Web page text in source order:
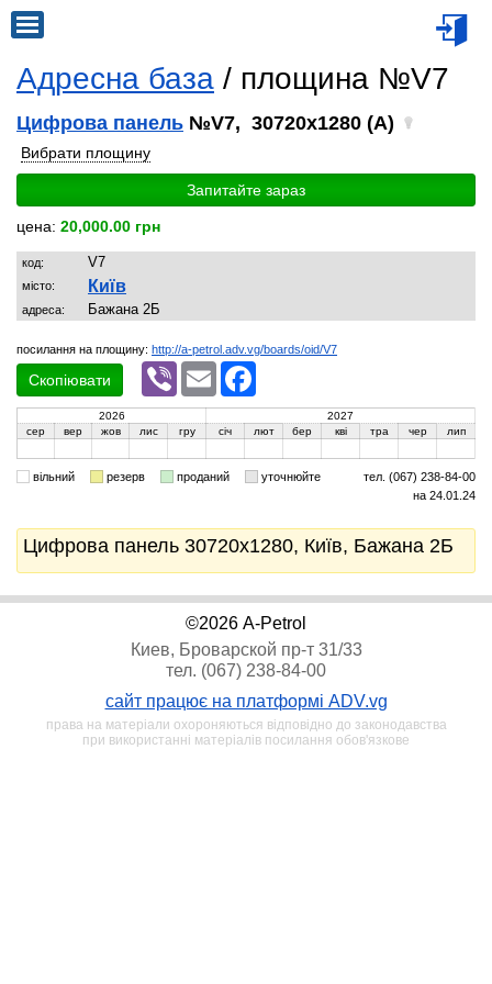
Адресна база / площина №V7
Цифрова панель №V7, 30720x1280 (A)
Вибрати площину
Запитайте зараз
цена: 20,000.00 грн
код: V7
місто: Київ
адреса: Бажана 2Б
посилання на площину: http://a-petrol.adv.vg/boards/oid/V7
Скопіювати
Viber Email
2026
2027
сер
вер жов лис гру січ лют бер кві тра чер лип
вільний резерв проданий уточнюйте
тел. (067) 238-84-00
на 24.01.24
Цифрова панель 30720x1280, Київ, Бажана 2Б
©2026 A-Petrol
Киев, Броварской пр-т 31/33
тел. (067) 238-84-00
сайт працює на платформі ADV.vg
права на матеріали охороняються відповідно до законодавства
при використанні матеріалів посилання обов'язкове